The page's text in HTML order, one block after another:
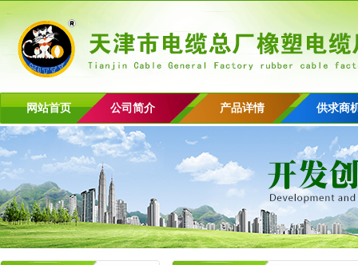
网站首页 公司简介 产品详情 供求商